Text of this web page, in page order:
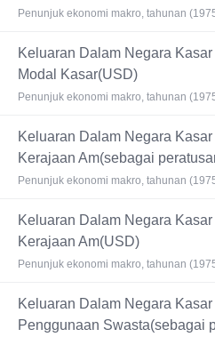
Penunjuk ekonomi makro, tahunan
Keluaran Dalam Negara
Modal Kasar(USD)
Penunjuk ekonomi makro, tahunan
Keluaran Dalam Negara
Kerajaan Am(sebagai
Penunjuk ekonomi makro, tahunan
Keluaran Dalam Negara
Kerajaan Am(USD)
Penunjuk ekonomi makro, tahunan
Keluaran Dalam Negara
Penggunaan Swasta(sebagai